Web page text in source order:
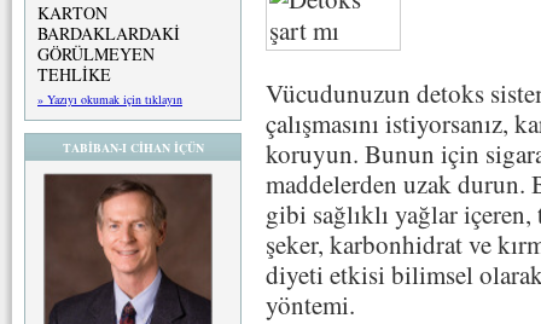
KARTON
BARDAKLARDAKİ
GÖRÜLMEYEN
TEHLİKE
» Yazıyı okumak için tıklayın
TABİBAN-I CİHAN İÇÜN
Vücudunuzun detoks
çalışmasını istiyorsanız,
koruyun. Bunun için
maddelerden uzak durun.
gibi sağlıklı yağlar içeren,
şeker, karbonhidrat ve
diyeti etkisi bilimsel olarak
yöntemi.